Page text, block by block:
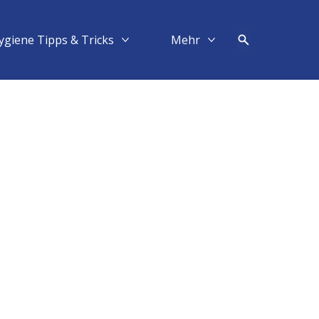
Tipps & Tricks
Mehr Hygiene Tipps & Tricks
Mehr​
Mehr Mehr​